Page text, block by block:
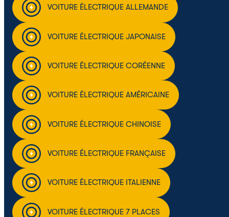
VOITURE ÉLECTRIQUE ALLEMANDE
VOITURE ÉLECTRIQUE JAPONAISE
VOITURE ÉLECTRIQUE CORÉENNE
VOITURE ÉLECTRIQUE AMÉRICAINE
VOITURE ÉLECTRIQUE CHINOISE
VOITURE ÉLECTRIQUE FRANÇAISE
VOITURE ÉLECTRIQUE ITALIENNE
VOITURE ÉLECTRIQUE 7 PLACES